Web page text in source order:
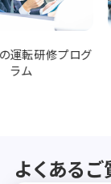
け自動車販売
よくある